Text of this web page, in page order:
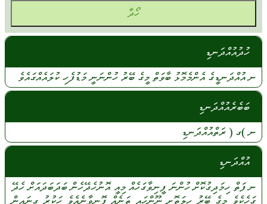
ހުދުއުއްދަނޑި
ނއުއްދަނޑީގެއެންމެމޮޅު ބާވަތް މީގެބޭރު ހުންނަނީމަޑުފެހި ކުލައެއްގައެވެ
ބަބެރެއުއްދަނޑި
ނ)ގ ( ރަތްއުއްދަނޑި
އުއްދަނޑި
ނފަތް ހިމަދިގުކޮށްހުންނަފީނިވާގަހެއްމިއީއޮނުހެދޭހެންބަދަބަދައަށްހެދޭ
ގަހެކެވެ މީގެބޭރު ހިލަތޮށިނޫންހައިތަނެއްފޮނިވާނެއެވެހަކުރު ގިނައިން